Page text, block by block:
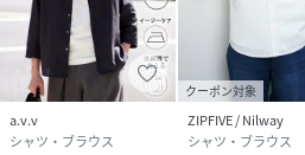
a.v.v
シャツ・ブラウス
クーポン対象
ZIPFIVE / Nilway
シャツ・ブラウス